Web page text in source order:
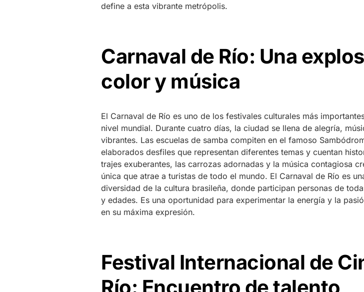
define a esta vibrante metrópolis.
Carnaval de Río: Una
color y música
El Carnaval de Río es uno de los festivales culturales más
nivel mundial. Durante cuatro días, la ciudad se llena de alegría,
vibrantes. Las escuelas de samba compiten en el famoso
elaborados desfiles que representan diferentes temas y cuentan
trajes exuberantes, las carrozas adornadas y la música contagiosa
única que atrae a turistas de todo el mundo. El Carnaval de Río es
diversidad de la cultura brasileña, donde participan personas de
y edades. Es una oportunidad para experimentar la energía y la
en su máxima expresión.
Festival Internacional de